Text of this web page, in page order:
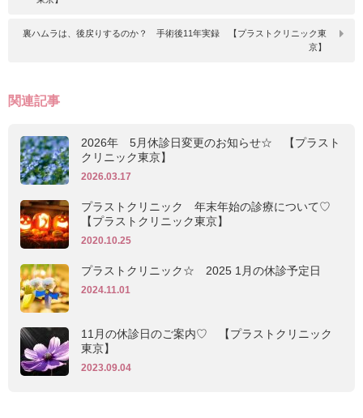
裏ハムラは、後戻りするのか？ 手術後11年実録 【プラストクリニック東
京】
関連記事
2026年 5月休診日変更のお知らせ☆ 【プラスト
クリニック東京】
2026.03.17
プラストクリニック 年末年始の診療について♡
【プラストクリニック東京】
2020.10.25
プラストクリニック☆ 2025 1月の休診予定日
2024.11.01
11月の休診日のご案内♡ 【プラストクリニック
東京】
2023.09.04